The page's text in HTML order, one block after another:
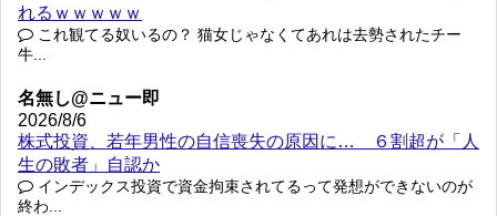
れるｗｗｗｗｗ
これ観てる奴いるの？ 猫女じゃなくてあれは去勢されたチー
牛...
名無し@ニュー即
2026/8/6
株式投資、若年男性の自信喪失の原因に… ６割超が「人
生の敗者」自認か
インデックス投資で資金拘束されてるって発想ができないのが
終わ...